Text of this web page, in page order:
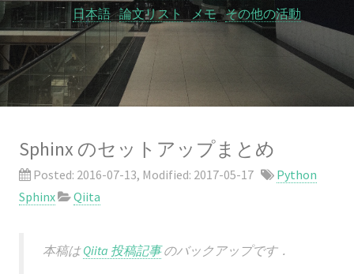
日本語 論文リスト メモ その他の活動
Sphinx のセットアップまとめ
Posted: 2016-07-13, Modified: 2017-05-17
Python
Sphinx
Qiita
本稿はQiita 投稿記事のバックアップです．